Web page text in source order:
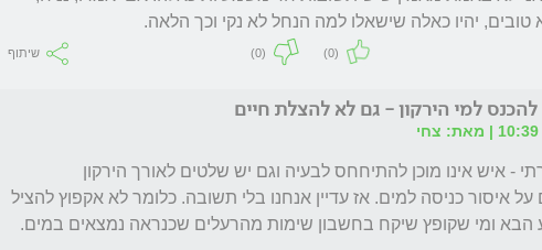
יהיו כאלה שישאלו למה הנחל לא נקי וכך הלאה.
(0)
(0) שיתוף
למי הירקון - גם לא להצלת חיים
הבא ומי שקופץ שיקח בחשבון שימות מהרעלים שכנראה נמצאים במים.